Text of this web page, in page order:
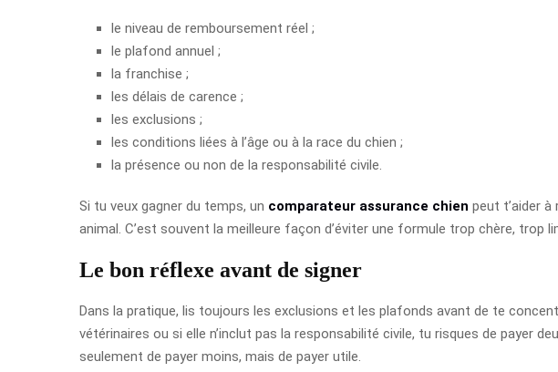
le niveau de remboursement réel ;
le plafond annuel ;
la franchise ;
les délais de carence ;
les exclusions ;
les conditions liées à l’âge ou à la race du chien ;
la présence ou non de la responsabilité civile.
Si tu veux gagner du temps, un comparateur assurance chien peut t’aider
animal. C’est souvent la meilleure façon d’éviter une formule trop chère, trop
Le bon réflexe avant de signer
Dans la pratique, lis toujours les exclusions et les plafonds avant de te
vétérinaires ou si elle n’inclut pas la responsabilité civile, tu risques de payer
seulement de payer moins, mais de payer utile.